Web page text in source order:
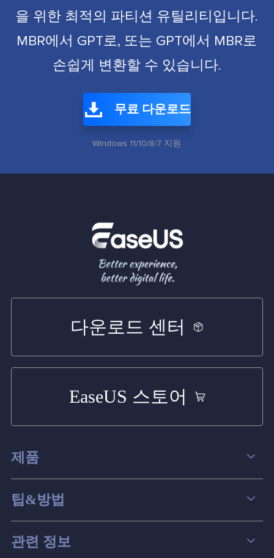
을 위한 최적의 파티션 유틸리티입니다.
MBR에서 GPT로, 또는 GPT에서 MBR로
손쉽게 변환할 수 있습니다.
무료 다운로드
Windows 11/10/8/7 지원
다운로드 센터
EaseUS 스토어
제품
데이터 복구
파티션 관리
스크린 레코더
팁&방법
컴퓨터 데이터 복구 팁
관련 정보